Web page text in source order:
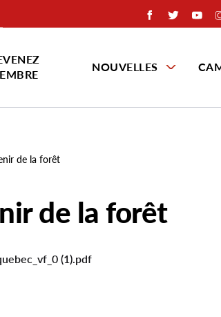
NOUVELLES
de la forêt
de la forêt
(1).pdf